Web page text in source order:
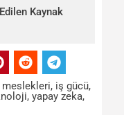
Kaynak
, iş gücü,
, yapay zeka,